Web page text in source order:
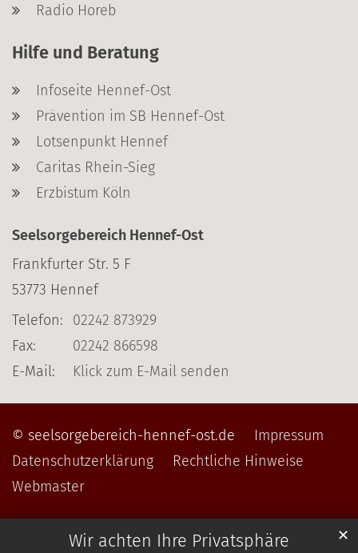
Wir achten Ihre Privatsphäre ✕
Radio Horeb
Hilfe und Beratung
Infoseite Hennef-Ost
Prävention im SB Hennef-Ost
Lotsenpunkt Hennef
Caritas Rhein-Sieg
Erzbistum Köln
Seelsorgebereich Hennef-Ost
Frankfurter Str. 5 F
53773 Hennef
Telefon:
02242 873929
Fax:
02242 866598
E-Mail:
Klick zum E-Mail senden
© seelsorgebereich-hennef-ost.de
Impressum
Datenschutzerklärung
Rechtliche Hinweise
Webmaster